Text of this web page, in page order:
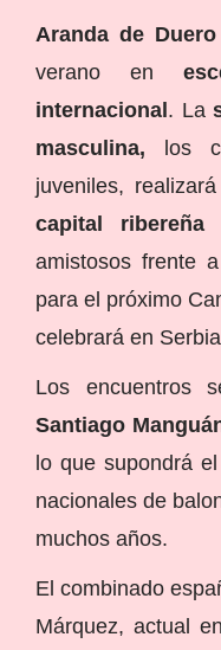
Aranda de Duero
verano en
internacional. La
masculina, los
juveniles,
capital ribereña
amistosos frente
para el próximo
celebrará en
Los encuentros
Santiago
lo que supondrá
nacionales de
muchos años.
El combinado
Márquez, actual